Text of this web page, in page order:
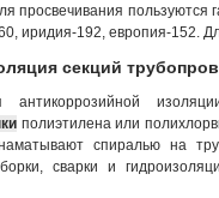
просвечивания пользуются
иридия-192, европия-152.
секций
полиэтилена или
спиралью на
сварки и